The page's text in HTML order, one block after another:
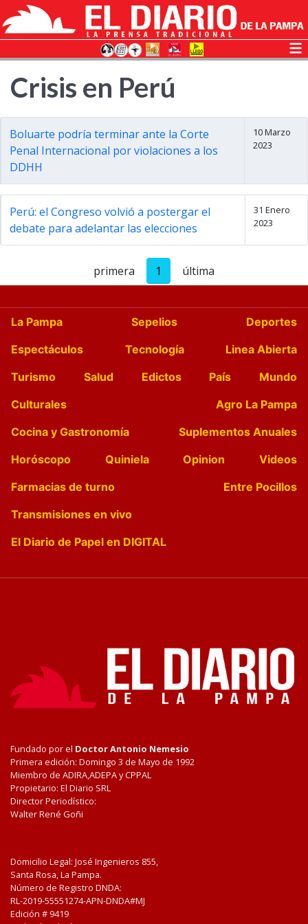
Crisis en Perú
Boluarte podría terminar ante la Corte
Penal Internacional por violaciones a los
DDHH
10 Marzo
2023
Perú: el Congreso volvió a postergar el
debate para adelantar las elecciones
31 Enero
2023
primera 1 última
La Pampa Sepelios
Deportes
Espectáculos
Tecnología
Linea Abierta
Turismo
Salud Edictos País
Mundo
Culturales
Agro La Pampa
Cocina y Gastronomía
Suplementos Anuales
Horóscopo
Quiniela Opinion
Videos
Farmacias de turno
Entre Pocillos
Transmisiones en vivo
El Diario de Papel en DIGITAL
Fundado por el Doctor Antonio Nemesio
Primera edición: Domingo 3 de Mayo de 1992
Miembro de ADIRA,ADEPA y CPPAL
Propietario: El Diario SRL
Director Periodístico:
Walter René Goñi
Domicilio Legal: José Ingenieros 855,
Santa Rosa, La Pampa.
Número de Registro DNDA:
RL-2019-55551274-APN-DNDA#MJ
Edición # 9419